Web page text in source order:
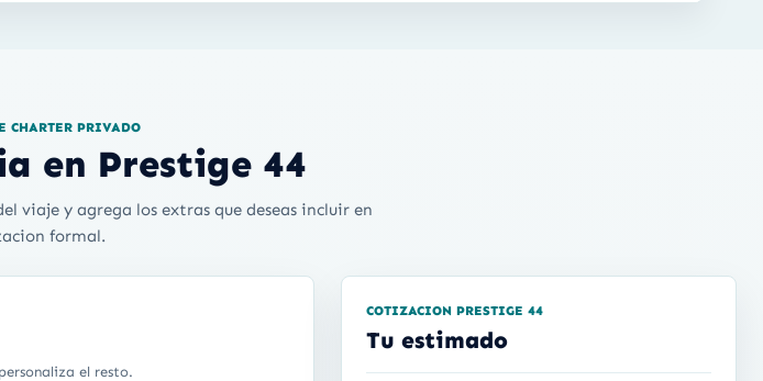
CHARTER PRIVADO
en Prestige 44
viaje y agrega los extras que deseas incluir en
formal.
el resto.
COTIZACION PRESTIGE 44
Tu estimado